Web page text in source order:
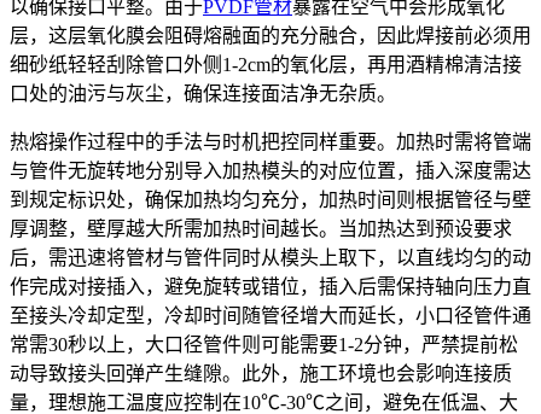
以确保接口平整。由于PVDF管材暴露在空气中会形成氧化
层，这层氧化膜会阻碍熔融面的充分融合，因此焊接前必须用
细砂纸轻轻刮除管口外侧1-2cm的氧化层，再用酒精棉清洁接
口处的油污与灰尘，确保连接面洁净无杂质。
热熔操作过程中的手法与时机把控同样重要。加热时需将管端
与管件无旋转地分别导入加热模头的对应位置，插入深度需达
到规定标识处，确保加热均匀充分，加热时间则根据管径与壁
厚调整，壁厚越大所需加热时间越长。当加热达到预设要求
后，需迅速将管材与管件同时从模头上取下，以直线均匀的动
作完成对接插入，避免旋转或错位，插入后需保持轴向压力直
至接头冷却定型，冷却时间随管径增大而延长，小口径管件通
常需30秒以上，大口径管件则可能需要1-2分钟，严禁提前松
动导致接头回弹产生缝隙。此外，施工环境也会影响连接质
量，理想施工温度应控制在10℃-30℃之间，避免在低温、大